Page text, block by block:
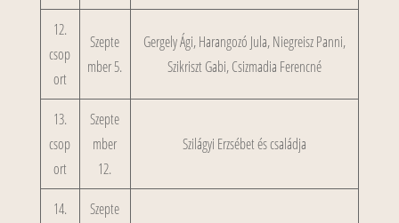
12.
csop
ort
Szepte
mber 5.
Gergely Ági, Harangozó Jula, Niegreisz Panni,
Szikriszt Gabi, Csizmadia Ferencné
13.
csop
ort
Szepte
mber
12.
Szilágyi Erzsébet és családja
14.
Szepte